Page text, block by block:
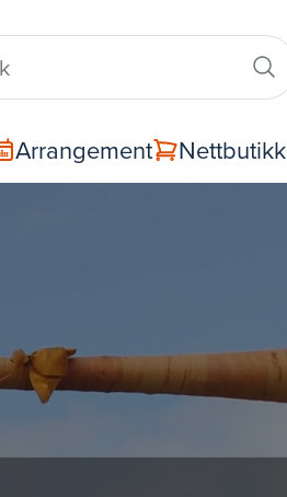
Arrangement Nettbutikk